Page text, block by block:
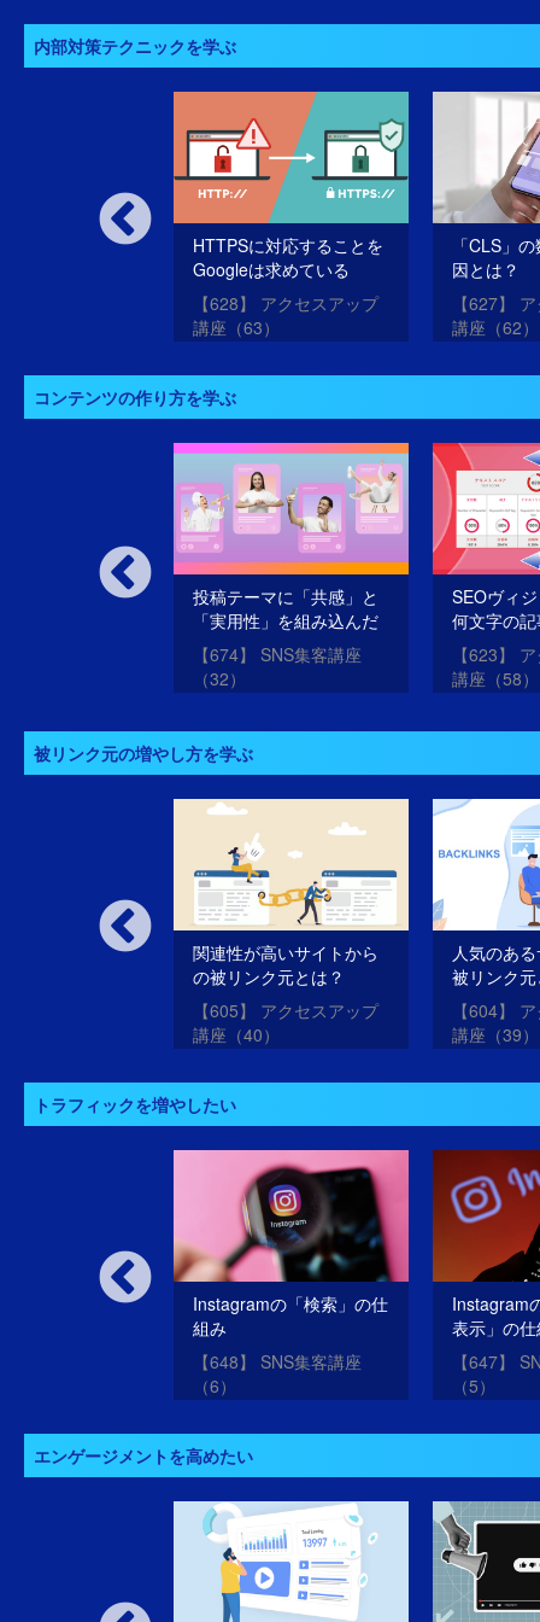
内部対策テクニックを学ぶ
ーションアー
HTTPSに対応することを
Googleは求めている
【628】 アクセスアップ
講座（63）
「CLS」
因とは？
【627】
講座（62）
コンテンツの作り方を学ぶ
の「ネタの探
投稿テーマに「共感」と
「実用性」を組み込んだ
実例
【674】 SNS集客講座
（32）
SEOヴィ
何文字の
位表示す
【623】
講座（58）
被リンク元の増やし方を学ぶ
る企業も張ら
関連性が高いサイトから
の被リンク元とは？
【605】 アクセスアップ
講座（40）
人気のあ
被リンク
【604】
講座（39）
トラフィックを増やしたい
ェブを使うと
Instagramの「検索」の仕
組み
【648】 SNS集客講座
（6）
Instagram
表示」の
【647】
（5）
エンゲージメントを高めたい